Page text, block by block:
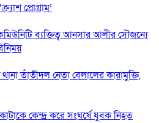
প্রোগ্রাম’
ব্যক্তিত্ব আনসার আলীর সৌজন্যে
তাঁতীদল নেতা বেলালের কারামুক্তি,
কেন্দ্র করে সংঘর্ষে যুবক নিহত